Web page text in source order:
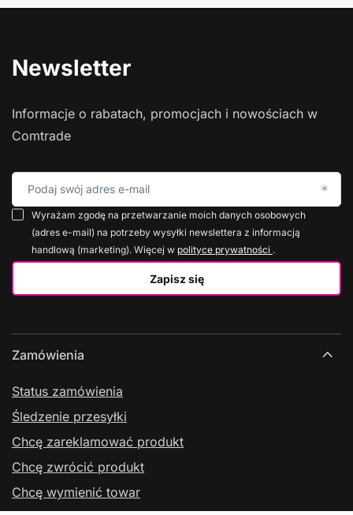
Newsletter
Informacje o rabatach, promocjach i nowościach w
Comtrade
Podaj swój adres e-mail
Zapisz się
Wyrażam zgodę na przetwarzanie moich danych osobowych
(adres e-mail) na potrzeby wysyłki newslettera z informacją
handlową (marketing). Więcej w polityce prywatności .
Zamówienia
Status zamówienia
Śledzenie przesyłki
Chcę zareklamować produkt
Chcę zwrócić produkt
Chcę wymienić towar